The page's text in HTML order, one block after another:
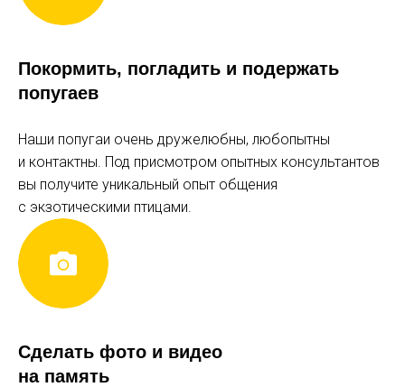
Покормить, погладить и подержать
попугаев
Наши попугаи очень дружелюбны, любопытны
и контактны. Под присмотром опытных консультантов
вы получите уникальный опыт общения
с экзотическими птицами.
Сделать фото и видео
на память
ВЗРОСЛЫЙ БИЛЕТ
1 300 р
понедельник-четверг, пятница до 17:00
ДЕТСКИЙ БИЛЕТ
с 3 до 8 лет
понедельник-четверг, пятница до 17:00